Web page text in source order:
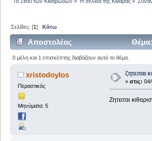
Σελίδες: [1]Κάτω
Αποστολέας Θέμα:
0 μέλη και 1 επισκέπτης διαβάζουν αυτό το θέμα.
xristodoylos
Περαστικός
Μηνύματα: 5
ζητειται
« στις:
Ζητειται